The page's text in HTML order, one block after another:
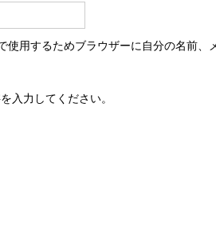
使用するためブラウザーに自分の名前、
入力してください。